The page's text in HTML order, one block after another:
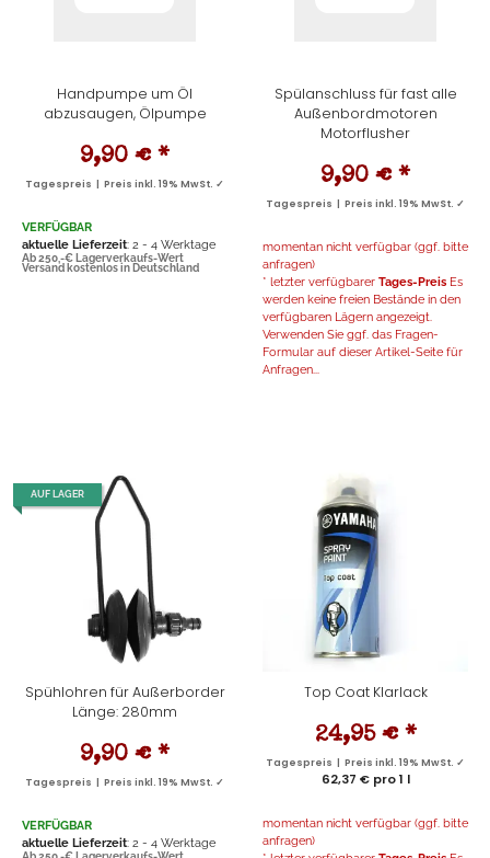
Handpumpe um Öl
abzusaugen, Ölpumpe
9,90 € *
Tagespreis | Preis inkl. 19% MwSt. ✓
VERFÜGBAR
aktuelle Lieferzeit: 2 - 4 Werktage
Ab 250,-€ Lagerverkaufs-Wert
Versand kostenlos in Deutschland
Spülanschluss für fast alle
Außenbordmotoren
Motorflusher
9,90 € *
Tagespreis | Preis inkl. 19% MwSt. ✓
momentan nicht verfügbar (ggf. bitte
anfragen)
* letzter verfügbarer Tages-Preis Es
werden keine freien Bestände in den
verfügbaren Lägern angezeigt.
Verwenden Sie ggf. das Fragen-
Formular auf dieser Artikel-Seite für
Anfragen...
AUF LAGER
Spühlohren für Außerborder
Länge: 280mm
9,90 € *
Tagespreis | Preis inkl. 19% MwSt. ✓
VERFÜGBAR
aktuelle Lieferzeit: 2 - 4 Werktage
Top Coat Klarlack
24,95 € *
Tagespreis | Preis inkl. 19% MwSt. ✓
62,37 € pro 1 l
momentan nicht verfügbar (ggf. bitte
anfragen)